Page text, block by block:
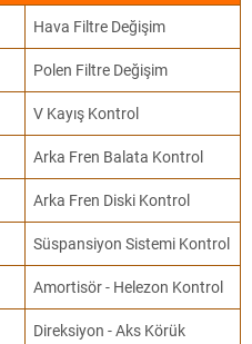
Hava Filtre Değişim
Polen Filtre Değişim
V Kayış Kontrol
Arka Fren Balata Kontrol
Arka Fren Diski Kontrol
Süspansiyon Sistemi Kontrol
Amortisör - Helezon Kontrol
Direksiyon - Aks Körük